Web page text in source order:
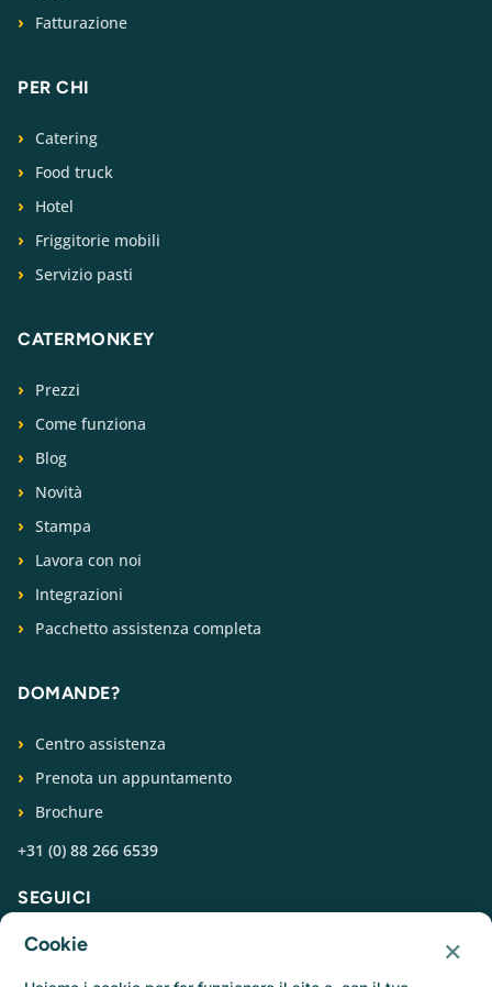
Fatturazione
PER CHI
Catering
Food truck
Hotel
Friggitorie mobili
Servizio pasti
CATERMONKEY
Prezzi
Come funziona
Blog
Novità
Stampa
Lavora con noi
Integrazioni
Pacchetto assistenza completa
DOMANDE?
Centro assistenza
Prenota un appuntamento
Brochure
+31 (0) 88 266 6539
SEGUICI
Cookie ×